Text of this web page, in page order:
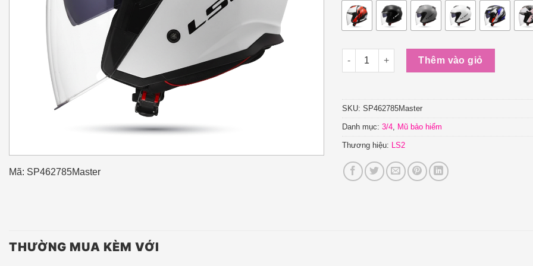
Mã: SP462785Master
Mũ Bảo Hiểm 3/4 LS2 OF626 Compass số
Thêm vào giỏ
SKU: SP462785Master
Danh mục: 3/4 Mũ bảo hiểm
Thương hiệu: LS2
THƯỜNG MUA KÈM VỚI